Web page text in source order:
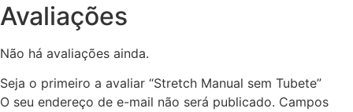
Avaliações
Não há avaliações ainda.
Seja o primeiro a avaliar “Stretch Manual sem Tubete”
O seu endereço de e-mail não será publicado. Campos